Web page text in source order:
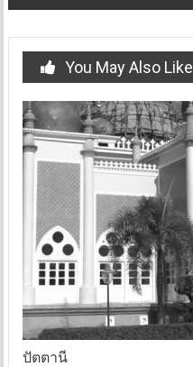
You May Also Like
ปัตตานี